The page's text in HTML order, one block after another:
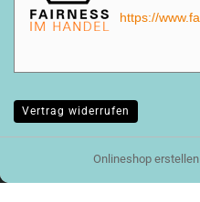
https://
Vertrag widerrufen
Onlineshop erstellen